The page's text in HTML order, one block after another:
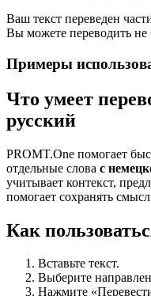
Ваш текст переведен
Вы можете переводить не
Примеры
Что умеет
русский
PROMT.One помогает
отдельные слова с
учитывает контекст,
помогает сохранять
Как
Вставьте текст.
Выберите
Нажмите